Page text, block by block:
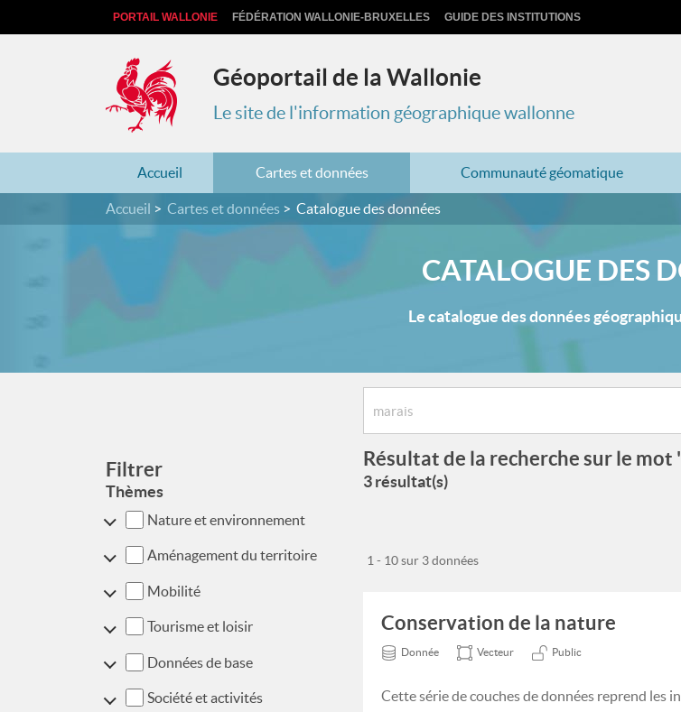
PORTAIL WALLONIE FÉDÉRATION WALLONIE-BRUXELLES GUIDE DES INSTITUTIONS
Géoportail de la Wallonie
Le site de l'information géographique wallonne
Accueil Cartes et données Communauté géomatique
Accueil Cartes et données Catalogue des données
CATALOGUE DES
Le catalogue des données
Filtrer
Thèmes
Nature et environnement
Aménagement du territoire
Mobilité
Tourisme et loisir
Données de base
Société et activités
Résultat de la recherche sur le mot
3 résultat(s)
1 - 10 sur 3 données
Conservation de la nature
Donnée Vecteur Public
Cette série de couches de données reprend les